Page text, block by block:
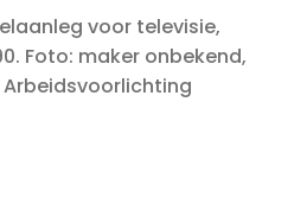
voor televisie,
Foto: maker onbekend,